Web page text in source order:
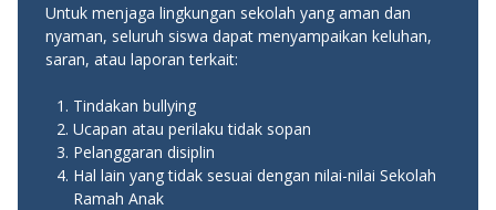
Untuk menjaga lingkungan sekolah yang aman dan
nyaman, seluruh siswa dapat menyampaikan keluhan,
saran, atau laporan terkait:
Tindakan bullying
Ucapan atau perilaku tidak sopan
Pelanggaran disiplin
Hal lain yang tidak sesuai dengan nilai-nilai Sekolah
Ramah Anak